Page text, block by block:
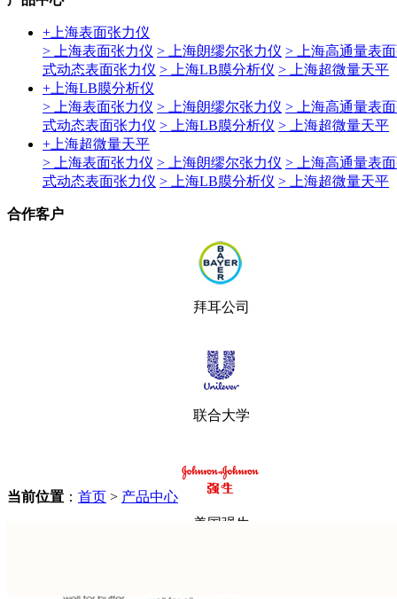
+ 上海表面张力仪
> 上海表面张力仪 > 上海朗缪尔张力仪 > 上海高通量表
式动态表面张力仪 > 上海LB膜分析仪 > 上海超微量天平
+ 上海LB膜分析仪
> 上海表面张力仪 > 上海朗缪尔张力仪 > 上海高通量表
式动态表面张力仪 > 上海LB膜分析仪 > 上海超微量天平
+ 上海超微量天平
> 上海表面张力仪 > 上海朗缪尔张力仪 > 上海高通量表
式动态表面张力仪 > 上海LB膜分析仪 > 上海超微量天平
合作客户
拜耳公司
联合大学
美国强生
当前位置 ： 首页 > 产品中心